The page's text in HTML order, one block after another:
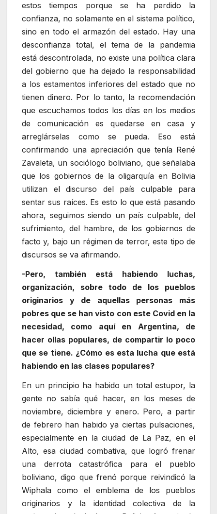
estos tiempos porque se ha perdido la
confianza, no solamente en el sistema político,
sino en todo el armazón del estado. Hay una
desconfianza total, el tema de la pandemia
está descontrolada, no existe una política clara
del gobierno que ha dejado la responsabilidad
a los estamentos inferiores del estado que no
tienen dinero. Por lo tanto, la recomendación
que escuchamos todos los días en los medios
de comunicación es quedarse en casa y
arreglárselas como se pueda. Eso está
confirmando una apreciación que tenía René
Zavaleta, un sociólogo boliviano, que señalaba
que los gobiernos de la oligarquía en Bolivia
utilizan el discurso del país culpable para
sentar sus raíces. Es esto lo que está pasando
ahora, seguimos siendo un país culpable, del
sufrimiento, del hambre, de los gobiernos de
facto y, bajo un régimen de terror, este tipo de
discursos se va afirmando.
-Pero, también está habiendo luchas,
organización, sobre todo de los pueblos
originarios y de aquellas personas más
pobres que se han visto con este Covid en la
necesidad, como aquí en Argentina, de
hacer ollas populares, de compartir lo poco
que se tiene. ¿Cómo es esta lucha que está
habiendo en las clases populares?
En un principio ha habido un total estupor, la
gente no sabía qué hacer, en los meses de
noviembre, diciembre y enero. Pero, a partir
de febrero han habido ya ciertas pulsaciones,
especialmente en la ciudad de La Paz, en el
Alto, esa ciudad combativa, que logró frenar
una derrota catastrófica para el pueblo
boliviano, digo que frenó porque reivindicó la
Wiphala como el emblema de los pueblos
originarios y la identidad colectiva de la